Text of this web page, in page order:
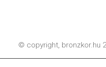
© copyright, bronzkor.hu